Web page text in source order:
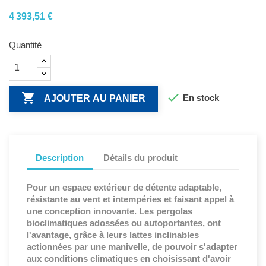
4 393,51 €
Quantité
 AJOUTER AU PANIER  En stock
Description Détails du produit
Pour un espace extérieur de détente adaptable,
résistante au vent et intempéries et faisant appel à
une conception innovante. Les pergolas
bioclimatiques adossées ou autoportantes, ont
l'avantage, grâce à leurs lattes inclinables
actionnées par une manivelle, de pouvoir s'adapter
aux conditions climatiques en choisissant d'avoir